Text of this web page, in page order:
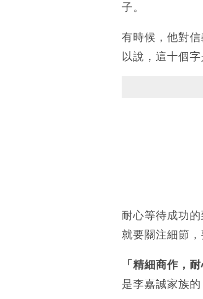
子。
有時候，他對
以說，這十個
耐心等待成功
就要關注細節
「精細商作，耐
是李嘉誠家族的